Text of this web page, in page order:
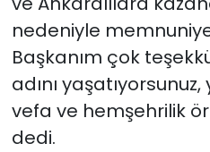
nedeniyle
Başkanım çok
adını
vefa ve hemşehrilik
dedi.